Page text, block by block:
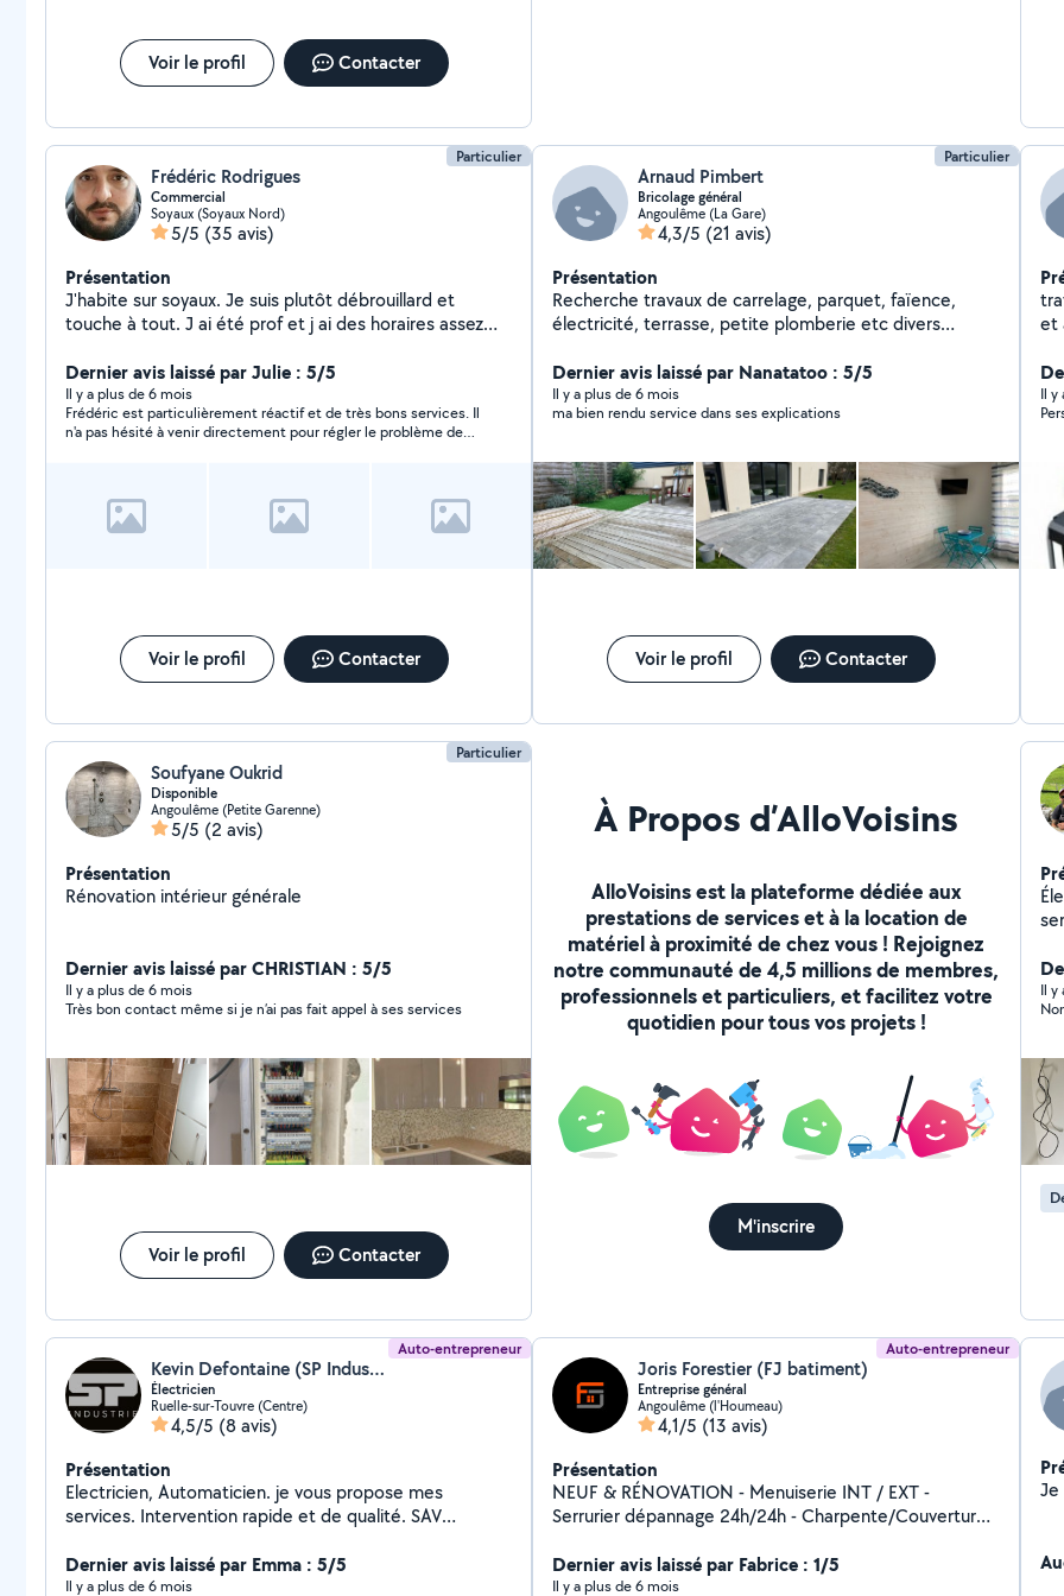
Voir le profil Contacter
Particulier
Frédéric Rodrigues
Commercial
Soyaux (Soyaux Nord)
5/5 (35 avis)
Présentation
J'habite sur soyaux. Je suis plutôt débrouillard et
touche à tout. J ai été prof et j ai des horaires assez
Dernier avis laissé par Julie : 5/5
Il y a plus de 6 mois
Frédéric est particulièrement réactif et de très bons services. Il
n'a pas hésité à venir directement pour régler le problème de
Voir le profil Contacter
Particulier
Arnaud Pimbert
Bricolage général
Angoulême (La Gare)
4,3/5 (21 avis)
Présentation
Recherche travaux de carrelage, parquet, faïence,
électricité, terrasse, petite plomberie etc divers
entièrement refaites par moi même Un échange
téléphonique ou une prise de contact n'engage à rien
je serai toujours disponible même pour un simple
journée à vous Arnaud
Dernier avis laissé par Nanatatoo : 5/5
Il y a plus de 6 mois
ma bien rendu service dans ses explications
Voir le profil Contacter
et
Il y
Particulier
Soufyane Oukrid
Disponible
Angoulême (Petite Garenne)
5/5 (2 avis)
Présentation
Rénovation intérieur générale
Dernier avis laissé par CHRISTIAN : 5/5
Il y a plus de 6 mois
Très bon contact même si je n’ai pas fait appel à ses services
Voir le profil Contacter
À Propos d’AlloVoisins
AlloVoisins est la plateforme dédiée aux
prestations de services et à la location de
matériel à proximité de chez vous ! Rejoignez
notre communauté de 4,5 millions de membres,
professionnels et particuliers, et facilitez votre
quotidien pour tous vos projets !
M'inscrire
Il y
Auto-entrepreneur
Kevin Defontaine (SP Industrie)
Électricien
Ruelle-sur-Touvre (Centre)
4,5/5 (8 avis)
Présentation
Electricien, Automaticien. je vous propose mes
services. Intervention rapide et de qualité. SAV
Dernier avis laissé par Emma : 5/5
Il y a plus de 6 mois
Auto-entrepreneur
Joris Forestier (FJ batiment)
Entreprise général
Angoulême (l'Houmeau)
4,1/5 (13 avis)
Présentation
NEUF & RÉNOVATION - Menuiserie INT / EXT -
Serrurier dépannage 24h/24h - Charpente/Couverture -
Dernier avis laissé par Fabrice : 1/5
Il y a plus de 6 mois